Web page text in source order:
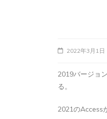
2022年3月1日
2019バージョ
る。
2021のAccess